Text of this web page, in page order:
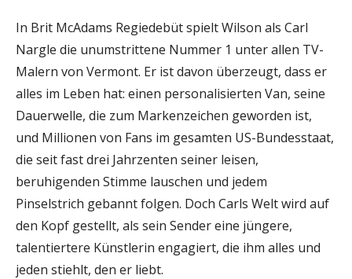
In Brit McAdams Regiedebüt spielt Wilson als Carl
Nargle die unumstrittene Nummer 1 unter allen TV-
Malern von Vermont. Er ist davon überzeugt, dass er
alles im Leben hat: einen personalisierten Van, seine
Dauerwelle, die zum Markenzeichen geworden ist,
und Millionen von Fans im gesamten US-Bundesstaat,
die seit fast drei Jahrzenten seiner leisen,
beruhigenden Stimme lauschen und jedem
Pinselstrich gebannt folgen. Doch Carls Welt wird auf
den Kopf gestellt, als sein Sender eine jüngere,
talentiertere Künstlerin engagiert, die ihm alles und
jeden stiehlt, den er liebt.